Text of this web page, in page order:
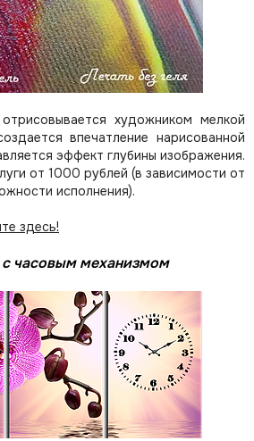
художником мелкой
впечатление нарисованной
эффект глубины изображения.
от 1000 рублей (в зависимости от
исполнения).
здесь!
с часовым механизмом